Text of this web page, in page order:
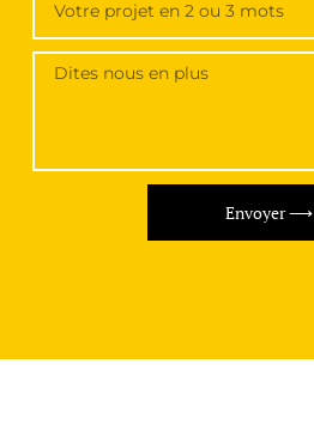
Envoyer ⟶